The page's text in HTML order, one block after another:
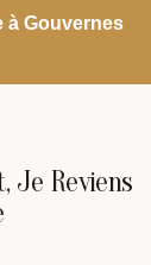
à Gouvernes
Je Reviens